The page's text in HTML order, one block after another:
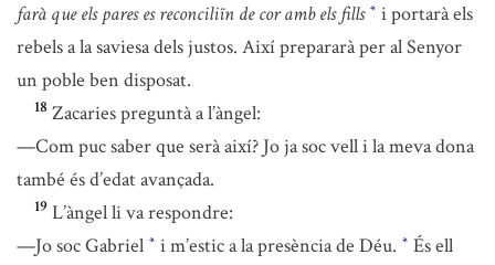
farà que els pares es reconciliïn de cor amb els fills * i portarà els
rebels a la saviesa dels justos. Així prepararà per al Senyor
un poble ben disposat.
18 Zacaries preguntà a l’àngel:
—Com puc saber que serà així? Jo ja soc vell i la meva dona
també és d’edat avançada.
19 L’àngel li va respondre:
—Jo soc Gabriel * i m’estic a la presència de Déu. * És ell